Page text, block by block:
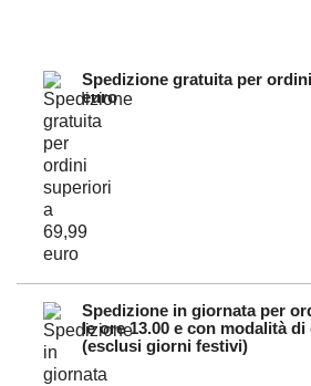
Spedizione gratuita per
euro
Spedizione in giornata per
le ore 13.00 e con modalità
(esclusi giorni festivi)